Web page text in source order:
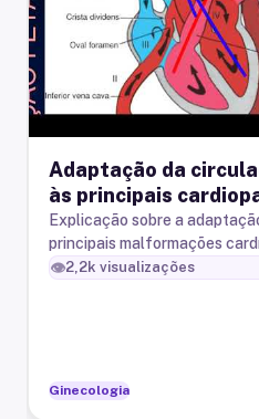
Adaptação da
às principais
congênitas
Explicação sobre a
principais malformações
justificativa para a
👁️2,2k visualizações
Ginecologia